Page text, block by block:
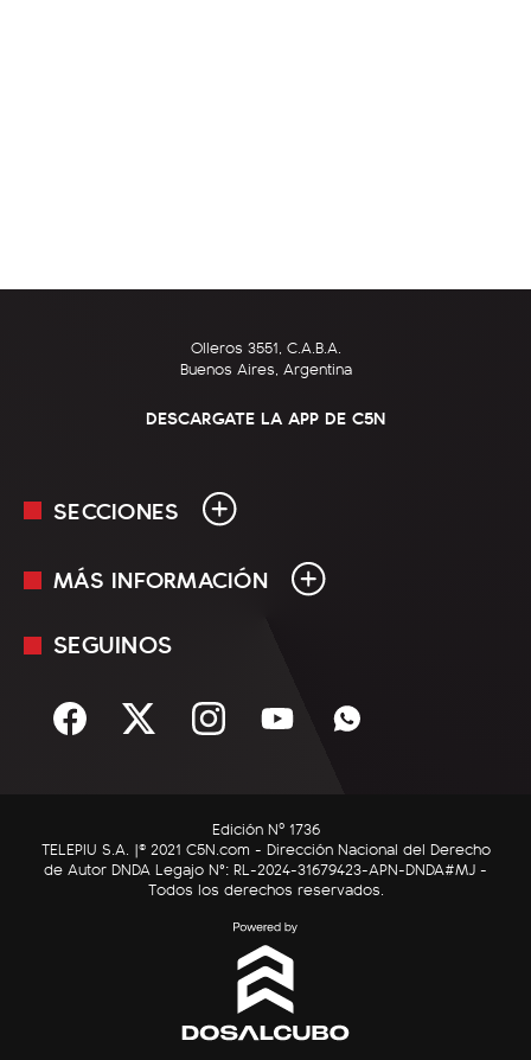
Olleros 3551, C.A.B.A.
Buenos Aires, Argentina
DESCARGATE LA APP DE C5N
SECCIONES
En Vivo
Sociedad
C5N Autos
RatingCero
MÁS INFORMACIÓN
Mediakit
Términos y condiciones
SEGUINOS
Edición Nº 1736
TELEPIU S.A. |© 2021 C5N.com - Dirección Nacional del Derecho
de Autor DNDA Legajo N°: RL-2024-31679423-APN-DNDA#MJ -
Todos los derechos reservados.